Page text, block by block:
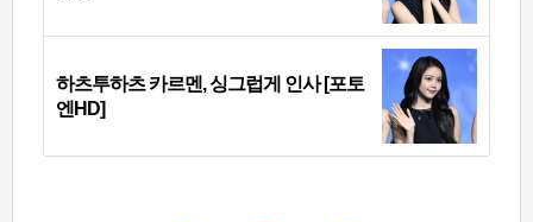
하츠투하츠 카르멘, 싱그럽게 인사 [포토
엔HD]